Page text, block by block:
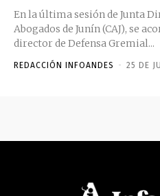
En la última sesión de Junta
Abogados de Junín (CAJ), se
director de Defensa Gremial...
REDACCIÓN INFOANDES - 25 DE